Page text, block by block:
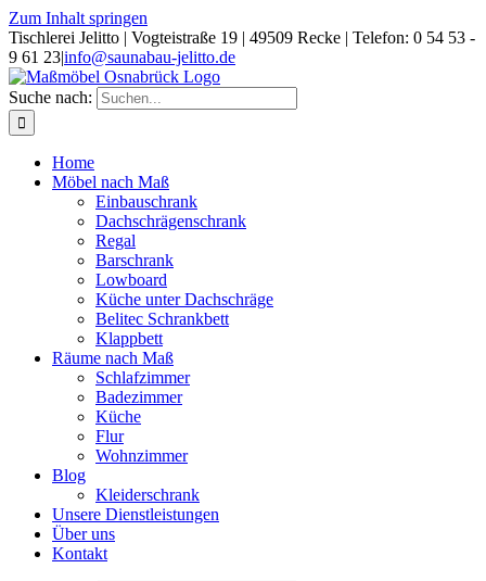
Zum Inhalt springen
Tischlerei Jelitto | Vogteistraße 19 | 49509 Recke | Telefon: 0 54 53 -
9 61 23|info@saunabau-jelitto.de
Suche nach:
Home
Möbel nach Maß
Einbauschrank
Dachschrägenschrank
Regal
Barschrank
Lowboard
Küche unter Dachschräge
Belitec Schrankbett
Klappbett
Räume nach Maß
Schlafzimmer
Badezimmer
Küche
Flur
Wohnzimmer
Blog
Kleiderschrank
Unsere Dienstleistungen
Über uns
Kontakt